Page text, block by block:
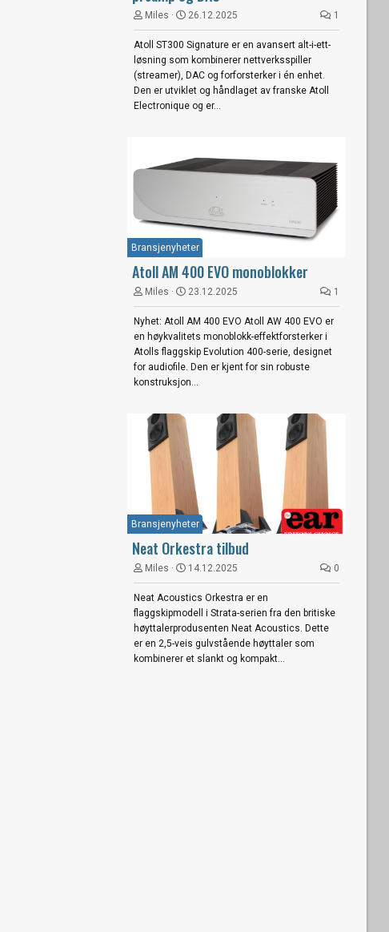
Miles 26.12.2025 1
Atoll ST300 Signature er en avansert alt-i-ett-
løsning som kombinerer nettverksspiller
(streamer), DAC og forforsterker i én enhet.
Den er utviklet og håndlaget av franske Atoll
Electronique og er...
Bransjenyheter
Atoll AM 400 EVO monoblokker
Miles 23.12.2025 1
Nyhet: Atoll AM 400 EVO Atoll AW 400 EVO er
en høykvalitets monoblokk-effektforsterker i
Atolls flaggskip Evolution 400-serie, designet
for audiofile. Den er kjent for sin robuste
konstruksjon...
Bransjenyheter
Neat Orkestra tilbud
Miles 14.12.2025 0
Neat Acoustics Orkestra er en
flaggskipmodell i Strata-serien fra den britiske
høyttalerprodusenten Neat Acoustics. Dette
er en 2,5-veis gulvstående høyttaler som
kombinerer et slankt og kompakt...